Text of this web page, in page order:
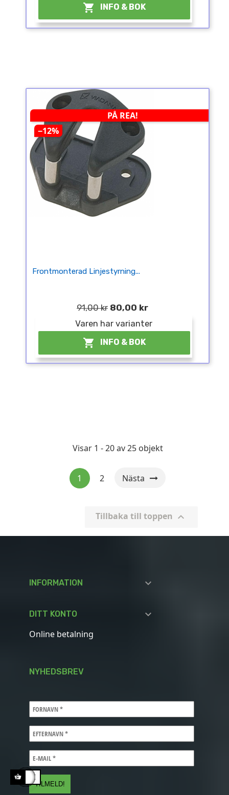
 INFO & BOK
PÅ REA!
−12%
Frontmonterad Linjestyrning...
91,00 kr 80,00 kr
Varen har varianter
 INFO & BOK
Visar 1 - 20 av 25 objekt
1 2 Nästa
Tillbaka till toppen 
INFORMATION 
DITT KONTO 
Online betalning
NYHEDSBREV